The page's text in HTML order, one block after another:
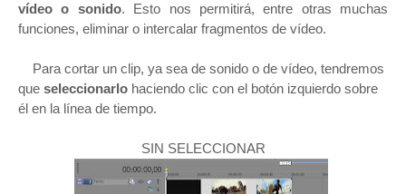
vídeo o sonido. Esto nos permitirá, entre otras muchas
funciones, eliminar o intercalar fragmentos de vídeo.
Para cortar un clip, ya sea de sonido o de vídeo, tendremos
que seleccionarlo haciendo clic con el botón izquierdo sobre
él en la línea de tiempo.
SIN SELECCIONAR